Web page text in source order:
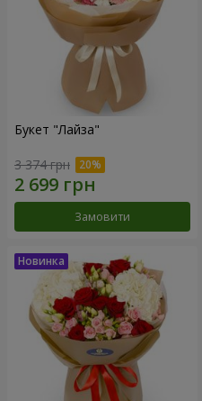
Букет "Лайза"
3 374 грн
Замовити